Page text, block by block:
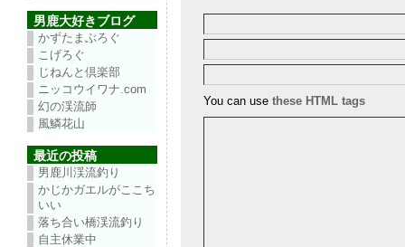
男鹿大好きブログ
かずたまぶろぐ
こげろぐ
じねんと倶楽部
ニッコウイワナ.com
幻の渓流師
風鱗花山
最近の投稿
男鹿川渓流釣り
かじかガエルがここち
いい
落ち合い橋渓流釣り
自主休業中
You can use these HTML tags